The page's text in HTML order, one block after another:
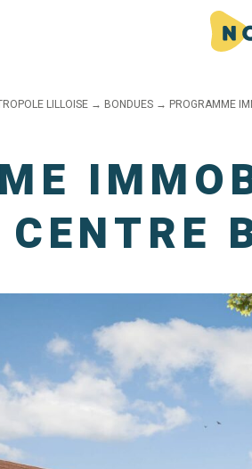
LILLOISE → BONDUES → PROGRAMME